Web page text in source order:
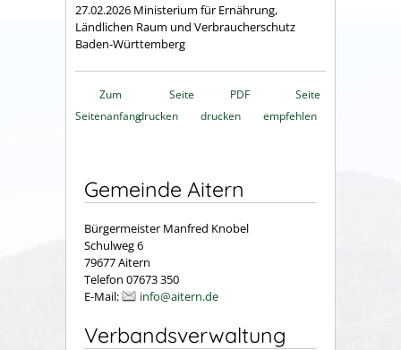
27.02.2026 Ministerium für Ernährung,
Ländlichen Raum und Verbraucherschutz
Baden-Württemberg
Zum
Seitenanfang
Seite
drucken
PDF
drucken
Seite
empfehlen
Gemeinde Aitern
Bürgermeister Manfred Knobel
Schulweg 6
79677 Aitern
Telefon 07673 350
E-Mail:
info@aitern.de
Verbandsverwaltung